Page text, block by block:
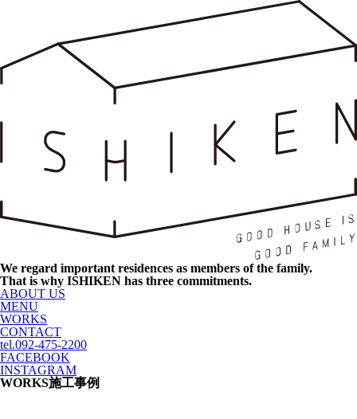
We regard important residences as members of the family.
That is why ISHIKEN has three commitments.
ABOUT US
MENU
WORKS
CONTACT
tel.092-475-2200
FACEBOOK
INSTAGRAM
WORKS施工事例